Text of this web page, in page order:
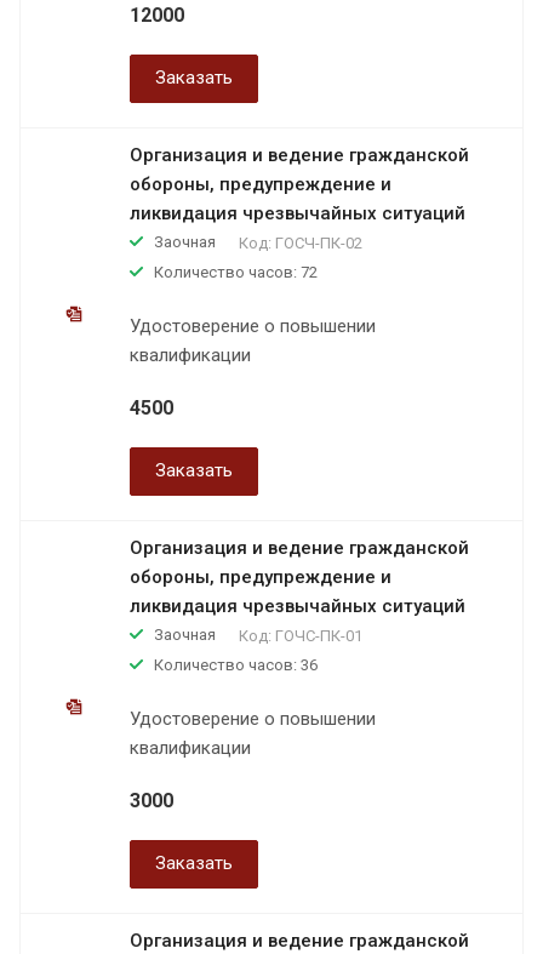
12000
Заказать
Организация и ведение гражданской
обороны, предупреждение и
ликвидация чрезвычайных ситуаций
Заочная Код: ГОСЧ-ПК-02
Количество часов: 72
Удостоверение о повышении
квалификации
4500
Заказать
Организация и ведение гражданской
обороны, предупреждение и
ликвидация чрезвычайных ситуаций
Заочная Код: ГОЧС-ПК-01
Количество часов: 36
Удостоверение о повышении
квалификации
3000
Заказать
Организация и ведение гражданской